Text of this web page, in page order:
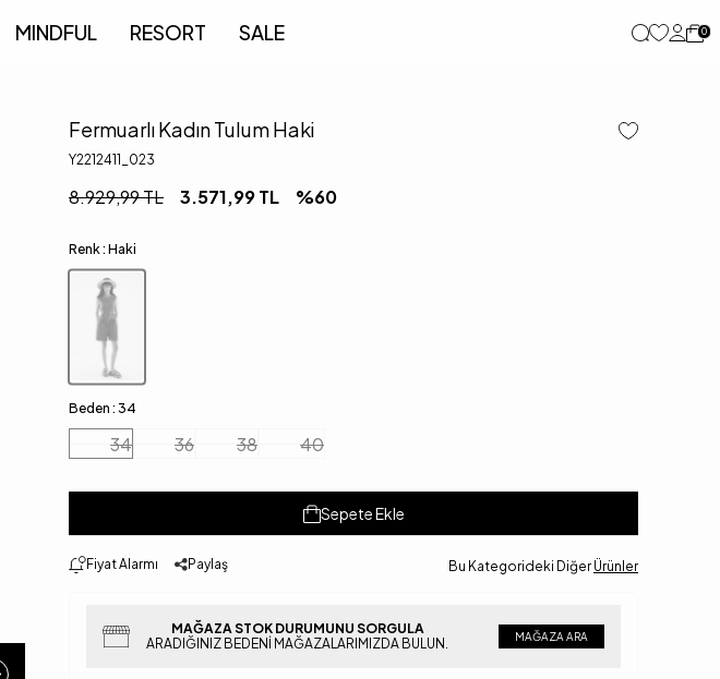
MINDFUL RESORT SALE 0
Fermuarlı Kadın Tulum Haki
Y2212411_023
8.929,99TL 3.571,99TL %60
Renk : Haki
Beden : 34
34 36 38 40
Sepete Ekle
Fiyat Alarmı Paylaş Bu Kategorideki Diğer Ürünler
MAĞAZA STOK DURUMUNU SORGULA
ARADIĞINIZ BEDENI MAĞAZALARIMIZDA BULUN.
MAĞAZA ARA